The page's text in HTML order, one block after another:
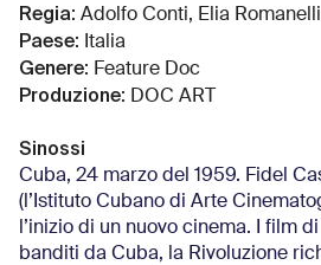
Regia: Adolfo Conti, Elia Romanelli
Paese: Italia
Genere: Feature Doc
Produzione: DOC ART
Sinossi
Cuba, 24 marzo del 1959. Fidel
(l’Istituto Cubano di Arte
l’inizio di un nuovo cinema. I film
banditi da Cuba, la Rivoluzione